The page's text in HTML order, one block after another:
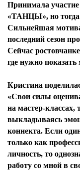
Принимала участие
«ТАНЦЫ», но тогда
Сильнейшая
последний сезон
Сейчас
где нужно
Кристина
«Свои силы
на мастер-классах,
выкладываясь
коннекта. Если
только как
личность, то
работу со мной в